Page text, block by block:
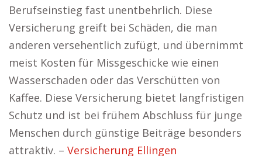
Berufseinstieg fast unentbehrlich. Diese
Versicherung greift bei Schäden, die man
anderen versehentlich zufügt, und übernimmt
meist Kosten für Missgeschicke wie einen
Wasserschaden oder das Verschütten von
Kaffee. Diese Versicherung bietet langfristigen
Schutz und ist bei frühem Abschluss für junge
Menschen durch günstige Beiträge besonders
attraktiv. – Versicherung Ellingen